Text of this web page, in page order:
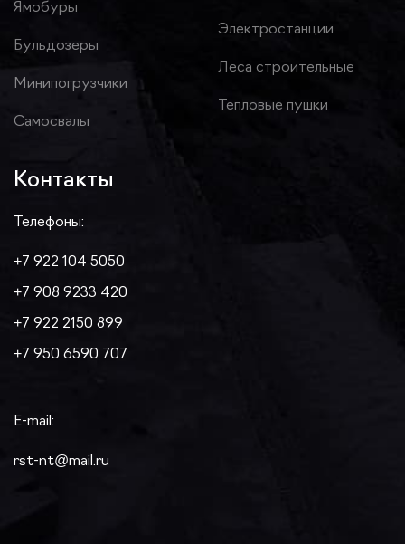
Ямобуры
Бульдозеры
Минипогрузчики
Самосвалы
Электростанции
Леса строительные
Тепловые пушки
Контакты
Телефоны:
+7 922 104 5050
+7 908 9233 420
+7 922 2150 899
+7 950 6590 707
E-mail:
rst-nt@mail.ru